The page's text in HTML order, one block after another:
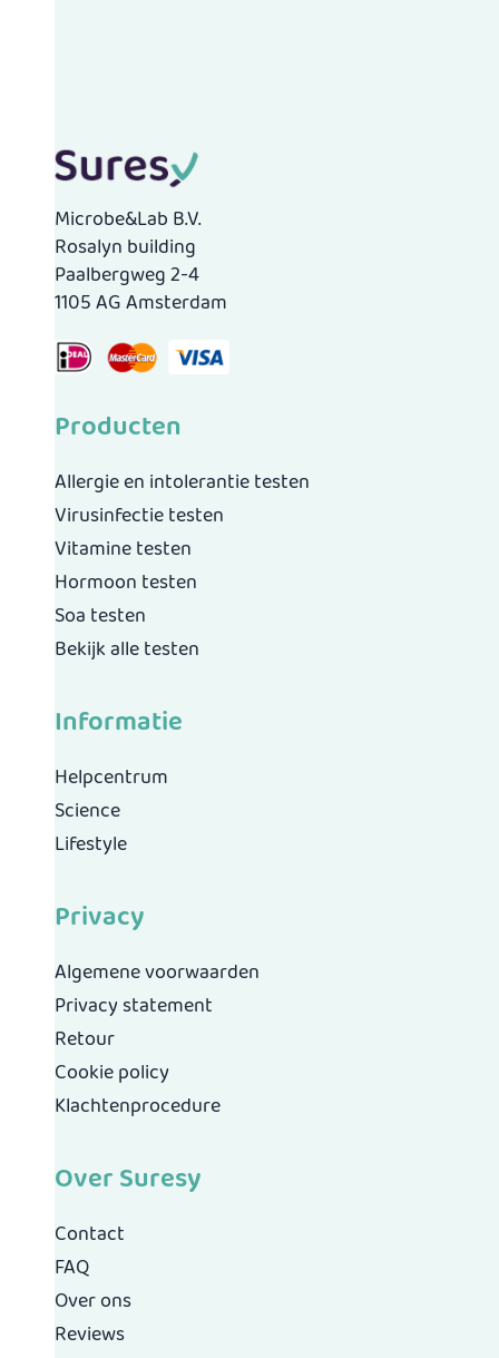
Microbe&Lab B.V.
Rosalyn building
Paalbergweg 2-4
1105 AG Amsterdam
Producten
Allergie en intolerantie testen
Virusinfectie testen
Vitamine testen
Hormoon testen
Soa testen
Bekijk alle testen
Informatie
Helpcentrum
Science
Lifestyle
Privacy
Algemene voorwaarden
Privacy statement
Retour
Cookie policy
Klachtenprocedure
Over Suresy
Contact
FAQ
Over ons
Reviews